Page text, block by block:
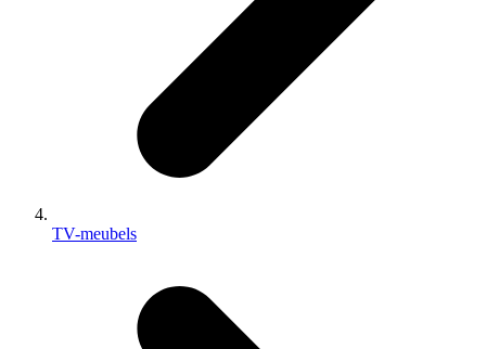
TV-meubels